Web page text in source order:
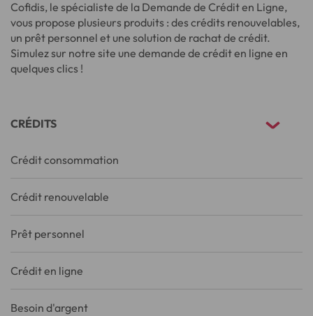
Cofidis, le spécialiste de la Demande de Crédit en Ligne,
vous propose plusieurs produits : des crédits renouvelables,
un prêt personnel et une solution de rachat de crédit.
Simulez sur notre site une demande de crédit en ligne en
quelques clics !
CRÉDITS
Crédit consommation
Crédit renouvelable
Prêt personnel
Crédit en ligne
Besoin d'argent